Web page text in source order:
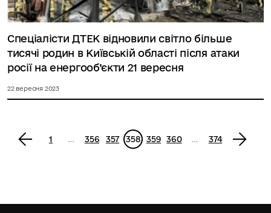
Спеціалісти ДТЕК відновили світло більше
тисячі родин в Київській області після атаки
росії на енергооб’єкти 21 вересня
22 вересня 2023
1 … 356 357 358 359 360 … 374